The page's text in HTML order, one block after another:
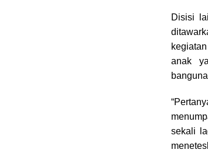
Disisi
anak
sekali